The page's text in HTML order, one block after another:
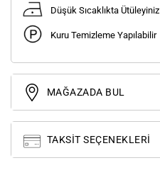
Düşük Sıcaklıkta Ütüleyiniz
Kuru Temizleme Yapılabilir
MAĞAZADA BUL
TAKSIT SEÇENEKLERI